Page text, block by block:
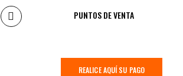
PUNTOS DE VENTA
REALICE AQUÍ SU PAGO